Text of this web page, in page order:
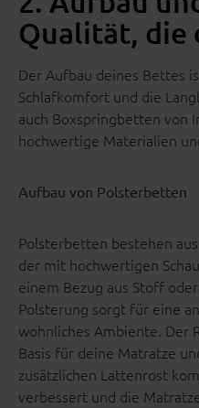
Qualität, die
Der Aufbau deines Bettes
Schlafkomfort und die
auch Boxspringbetten von
hochwertige Materialien
Aufbau von Polsterbetten
Polsterbetten bestehen
der mit hochwertigen
einem Bezug aus Stoff
Polsterung sorgt für eine
wohnliches Ambiente. Der
Basis für deine Matratze
zusätzlichen Lattenrost
verbessert und die